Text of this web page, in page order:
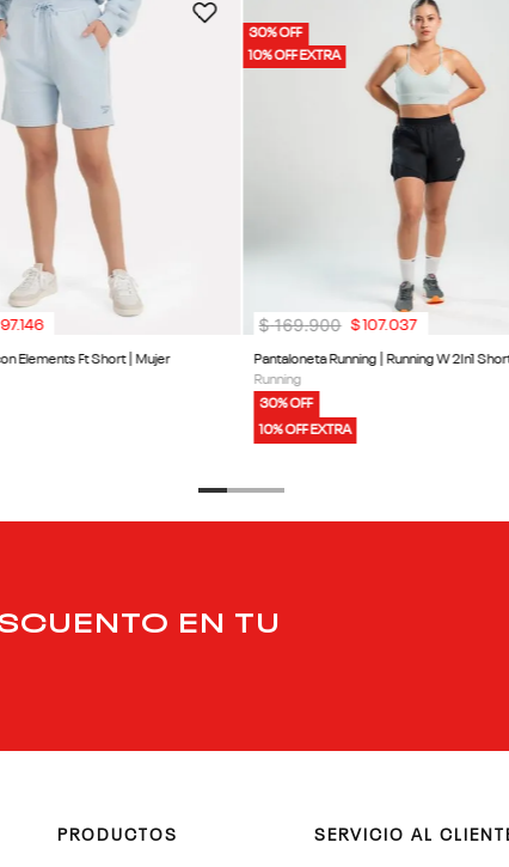
Elements Ft Short | Mujer
97.146
30% OFF
10% OFF EXTRA
Pantaloneta Running |
Running
30% OFF
10% OFF EXTRA
$ 169.900 $107.037
EN TU
PRODUCTOS SERVICIO AL